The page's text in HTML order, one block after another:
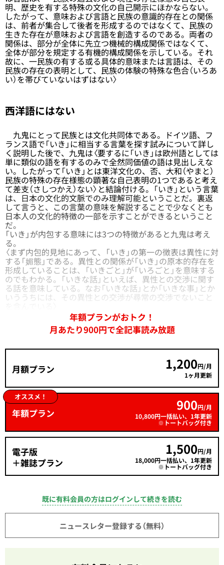
明、歴史を有する特殊の文化の自己開示にほかならない。
したがって、意味および言語と民族の意識的存在との関係
は、前者が集合して後者を形成するのではなくて、民族の
生きた存在が意味および言語を創造するのである。両者の
関係は、部分が全体に先立つ機械的構成関係ではなくて、
全体が部分を規定する有機的構成関係を示している。それ
故に、一民族の有する或る具体的意味または言語は、その
民族の存在の表明として、民族の体験の特殊な色合（いろあ
い）を帯びていないはずはない〉
西洋語にはない
九鬼にとって民族とは文化共同体である。ドイツ語、フ
ランス語で「いき」に相当する言葉を探す試みについて詳し
く説明した後で、九鬼は〈要するに「いき」は欧州語としては
単に類似の語を有するのみで全然同価値の語は見出しえな
い。したがって「いき」とは東洋文化の、否、大和（やまと）
民族の特殊の存在様態の顕著な自己表明の1つであると考え
て差支（さしつかえ）ない〉と結論付ける。「いき」という言葉
は、日本の文化的文脈でのみ理解可能ということだ。裏返
して言うと、この言葉の意味を解説することで少なくとも
日本人の文化的特徴の一部を示すことができるということ
だ。
「いき」が内包する意味には3つの特徴があると九鬼は考え
る。
〈まず内包的見地にあって、「いき」の第一の徴表は異性に対
する「媚態」である。異性との関係が「いき」の原本的存在を
形成していることは、「いきごと」が「いろごと」を意味する
のでもわかる。「いきな話」といえば、異性との交渉に関す
る話を意味している。なお「いきな話」とか「いきな事」とか
いううちには、その異性との交渉が尋常の交渉でないこと
年額プランがおトク！
月あたり900円で全記事読み放題
月額プラン 1,200円/月
1ヶ月更新
オススメ！
年額プラン 900円/月
10,800円一括払い、1年更新
※トートバッグ付き
電子版
＋雑誌プラン
1,500円/月
18,000円一括払い、1年更新
※トートバッグ付き
既に有料会員の方はログインして続きを読む
ニュースレター登録する（無料）